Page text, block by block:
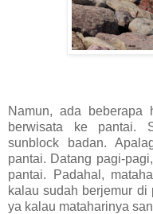
Namun, ada beberapa
berwisata ke pantai.
sunblock badan.
pantai. Datang pagi-
pantai. Padahal,
kalau sudah berjemur di
ya kalau mataharinya